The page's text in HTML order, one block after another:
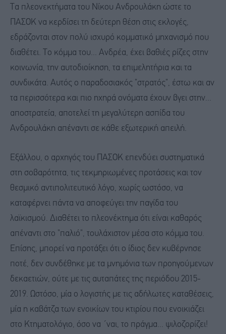
Τα πλεονεκτήματα του Νίκου Ανδρουλάκη ώστε το
ΠΑΣΟΚ να κερδίσει τη δεύτερη θέση στις εκλογές,
εδράζονται στον πολύ ισχυρό κομματικό μηχανισμό που
διαθέτει. Το κόμμα του... Ανδρέα, έχει βαθιές ρίζες στην
κοινωνία, την αυτοδιοίκηση, τα επιμελητήρια και τα
συνδικάτα. Αυτός ο παραδοσιακός "στρατός", έστω και αν
τα περισσότερα και πιο ηχηρά ονόματα έχουν βγει στην...
αποστρατεία, αποτελεί τη μεγαλύτερη ασπίδα του
Ανδρουλάκη απέναντι σε κάθε εξωτερική απειλή.
Εξάλλου, ο αρχηγός του ΠΑΣΟΚ επενδύει συστηματικά
στη σοβαρότητα, τις τεκμηριωμένες προτάσεις και τον
θεσμικό αντιπολιτευτικό λόγο, χωρίς ωστόσο, να
καταφέρνει πάντα να αποφεύγει την παγίδα του
λαϊκισμού. Διαθέτει το πλεονέκτημα ότι είναι καθαρός
απέναντι στο "παλιό", τουλάχιστον μέσα στο κόμμα του.
Επίσης, μπορεί να προτάξει ότι ο ίδιος δεν κυβέρνησε
ποτέ, δεν συνδέθηκε με τα μνημόνια των προηγούμενων
δεκαετιών, ούτε με τις αυταπάτες της περιόδου 2015-
2019. Ωστόσο, μία ο λογιστής με τις αδήλωτες καταθέσεις,
μία η καβάτζα των ενοικίων του κτιρίου που ενοικιάζει
στο Κτηματολόγιο, όσο να ΄ναι, το πράγμα... ψιλοζορίζει!